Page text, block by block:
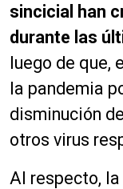
sincicial han
durante las
luego de que,
la pandemia
disminución
otros virus
Al respecto,